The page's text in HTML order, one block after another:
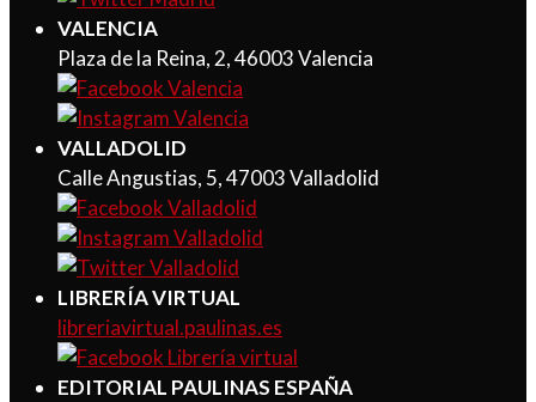
VALENCIA
Plaza de la Reina, 2, 46003 Valencia
VALLADOLID
Calle Angustias, 5, 47003 Valladolid
LIBRERÍA VIRTUAL
libreriavirtual.paulinas.es
EDITORIAL PAULINAS ESPAÑA